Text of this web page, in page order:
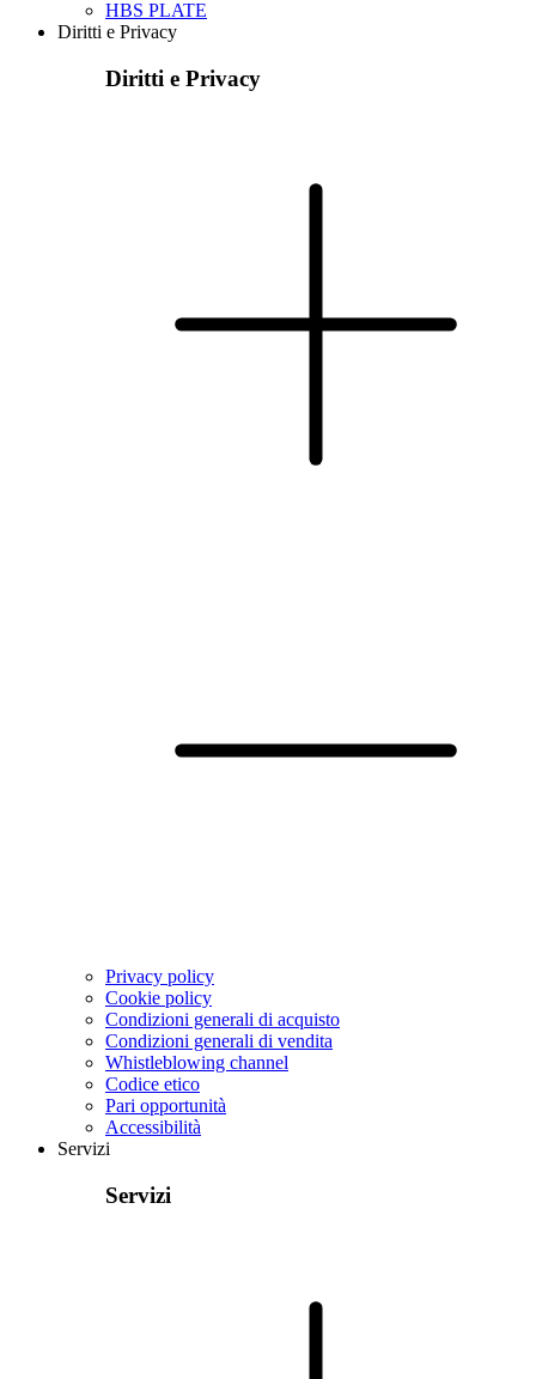
HBS PLATE
Diritti e Privacy
Diritti e Privacy
Privacy policy
Cookie policy
Condizioni generali di acquisto
Condizioni generali di vendita
Whistleblowing channel
Codice etico
Pari opportunità
Accessibilità
Servizi
Servizi